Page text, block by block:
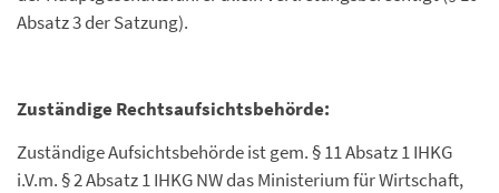
Absatz 3 der Satzung).
Zuständige Rechtsaufsichtsbehörde:
Zuständige Aufsichtsbehörde ist gem. § 11 Absatz 1 IHKG
i.V.m. § 2 Absatz 1 IHKG NW das Ministerium für Wirtschaft,